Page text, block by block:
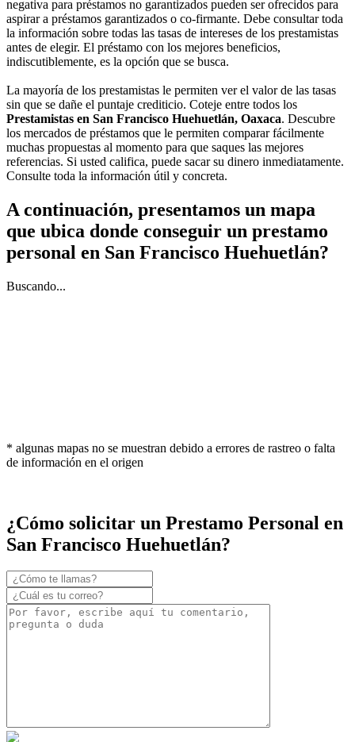
negativa para préstamos no garantizados pueden ser ofrecidos para
aspirar a préstamos garantizados o co-firmante. Debe consultar toda
la información sobre todas las tasas de intereses de los prestamistas
antes de elegir. El préstamo con los mejores beneficios,
indiscutiblemente, es la opción que se busca.
La mayoría de los prestamistas le permiten ver el valor de las tasas
sin que se dañe el puntaje crediticio. Coteje entre todos los
Prestamistas en San Francisco Huehuetlán, Oaxaca. Descubre
los mercados de préstamos que le permiten comparar fácilmente
muchas propuestas al momento para que saques las mejores
referencias. Si usted califica, puede sacar su dinero inmediatamente.
Consulte toda la información útil y concreta.
A continuación, presentamos un mapa
que ubica donde conseguir un prestamo
personal en San Francisco Huehuetlán?
Buscando...
* algunas mapas no se muestran debido a errores de rastreo o falta
de información en el origen
¿Cómo solicitar un Prestamo Personal en
San Francisco Huehuetlán?